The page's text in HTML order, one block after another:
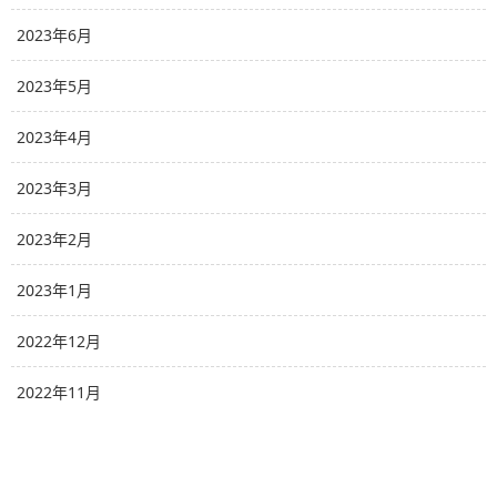
2023年6月
2023年5月
2023年4月
2023年3月
2023年2月
2023年1月
2022年12月
2022年11月